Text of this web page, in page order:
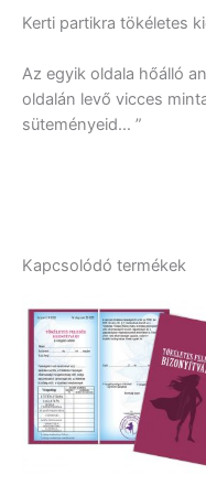
Kerti partikra tökéletes
Az egyik oldala hőálló
oldalán levő vicces
süteményeid… ”
Kapcsolódó termékek